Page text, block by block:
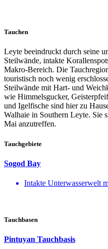
Tauchen
Leyte beeindruckt durch seine
Steilwände, intakte
Makro-Bereich. Die
touristisch noch wenig
Steilwände mit Hart- und
wie Himmelsgucker,
und Igelfische sind hier zu
Walhaie in Southern Leyte. Sie
Mai anzutreffen.
Tauchgebiete
Sogod Bay
Intakte Unterwasserwelt
Tauchbasen
Pintuyan Tauchbasis